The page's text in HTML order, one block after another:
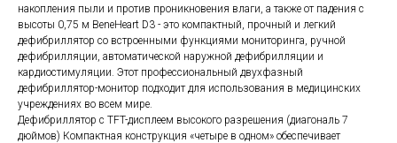
накопления пыли и против проникновения влаги, а также от падения с
высоты 0,75 м BeneHeart D3 - это компактный, прочный и легкий
дефибриллятор со встроенными функциями мониторинга, ручной
дефибрилляции, автоматической наружной дефибрилляции и
кардиостимуляции. Этот профессиональный двухфазный
дефибриллятор-монитор подходит для использования в медицинских
учреждениях во всем мире.
Дефибриллятор с TFT-дисплеем высокого разрешения (диагональ 7
дюймов) Компактная конструкция «четыре в одном» обеспечивает